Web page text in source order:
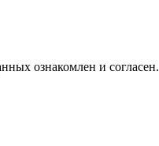
ознакомлен и согласен.